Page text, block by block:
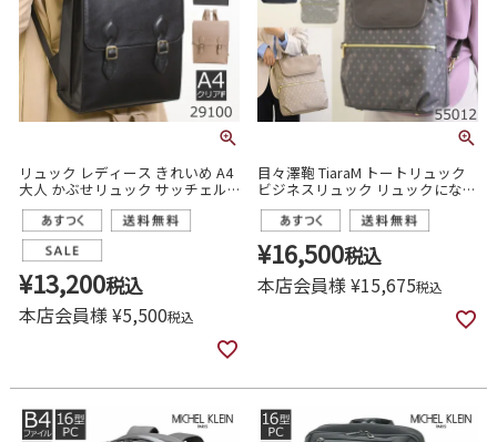
リュック レディース きれいめ A4
大人 かぶせリュック サッチェル
通勤 通学 自立 おしゃれ 新生活
目々澤鞄 29100
¥13,200税込
本店会員様¥5,500税込
目々澤鞄 TiaraM トートリュック
ビジネスリュック リュックになる
トートバッグ 2way A4 小さめ レ
ディース 女性 40代 50代 60代 き
れいめ おしゃれ 通勤 55012
¥16,500税込
本店会員様¥15,675税込